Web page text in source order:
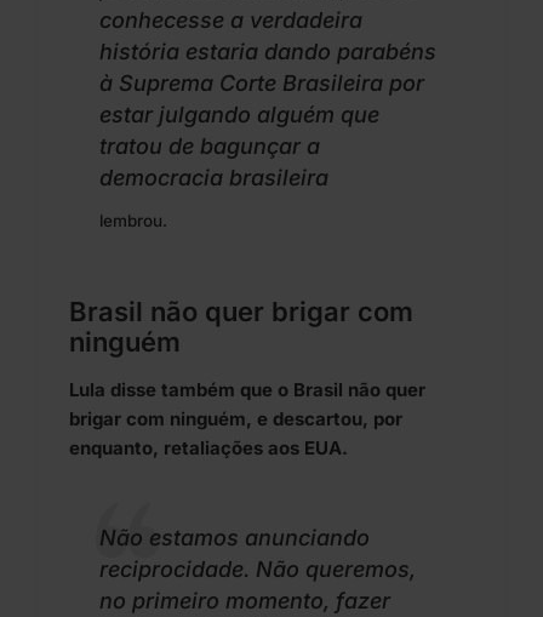
conhecesse a verdadeira
história estaria dando parabéns
à Suprema Corte Brasileira por
estar julgando alguém que
tratou de bagunçar a
democracia brasileira
lembrou.
Brasil não quer brigar com
ninguém
Lula disse também que o Brasil não quer
brigar com ninguém, e descartou, por
enquanto, retaliações aos EUA.
Não estamos anunciando
reciprocidade. Não queremos,
no primeiro momento, fazer